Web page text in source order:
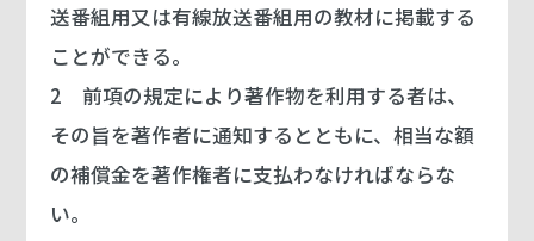
送番組用又は有線放送番組用の教材に掲載する
ことができる。
2 前項の規定により著作物を利用する者は、
その旨を著作者に通知するとともに、相当な額
の補償金を著作権者に支払わなければならな
い。